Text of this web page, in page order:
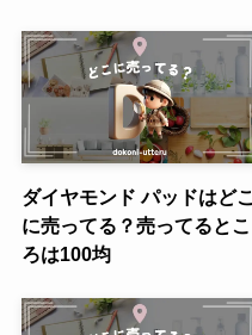
ダイヤモンド パッドはどこ
に売ってる？売ってるとこ
ろは100均